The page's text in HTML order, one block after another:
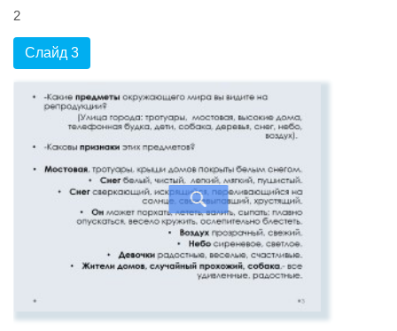
2
Слайд 3